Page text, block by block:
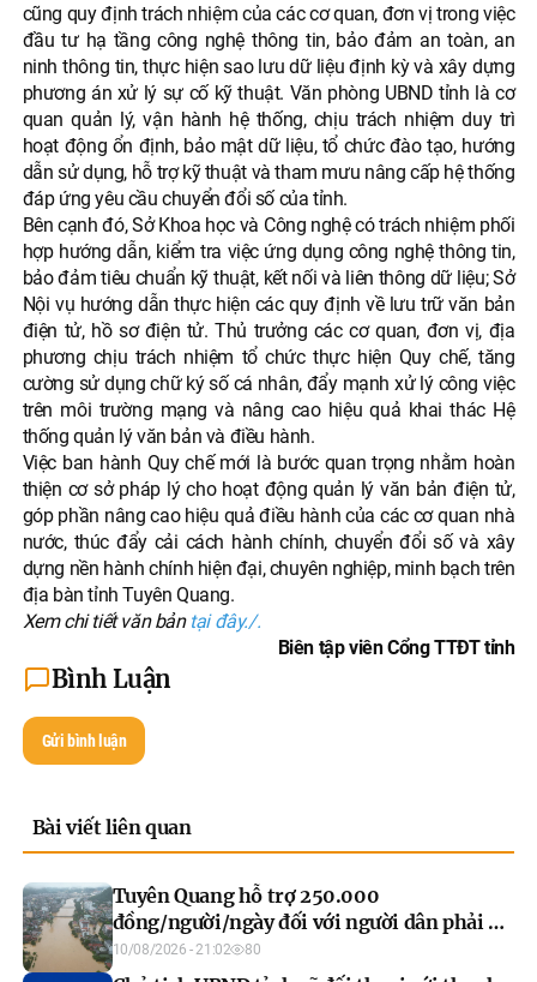
cũng quy định trách nhiệm của các cơ quan, đơn vị trong việc
đầu tư hạ tầng công nghệ thông tin, bảo đảm an toàn, an
ninh thông tin, thực hiện sao lưu dữ liệu định kỳ và xây dựng
phương án xử lý sự cố kỹ thuật. Văn phòng UBND tỉnh là cơ
quan quản lý, vận hành hệ thống, chịu trách nhiệm duy trì
hoạt động ổn định, bảo mật dữ liệu, tổ chức đào tạo, hướng
dẫn sử dụng, hỗ trợ kỹ thuật và tham mưu nâng cấp hệ thống
đáp ứng yêu cầu chuyển đổi số của tỉnh.
Bên cạnh đó, Sở Khoa học và Công nghệ có trách nhiệm phối
hợp hướng dẫn, kiểm tra việc ứng dụng công nghệ thông tin,
bảo đảm tiêu chuẩn kỹ thuật, kết nối và liên thông dữ liệu; Sở
Nội vụ hướng dẫn thực hiện các quy định về lưu trữ văn bản
điện tử, hồ sơ điện tử. Thủ trưởng các cơ quan, đơn vị, địa
phương chịu trách nhiệm tổ chức thực hiện Quy chế, tăng
cường sử dụng chữ ký số cá nhân, đẩy mạnh xử lý công việc
trên môi trường mạng và nâng cao hiệu quả khai thác Hệ
thống quản lý văn bản và điều hành.
Việc ban hành Quy chế mới là bước quan trọng nhằm hoàn
thiện cơ sở pháp lý cho hoạt động quản lý văn bản điện tử,
góp phần nâng cao hiệu quả điều hành của các cơ quan nhà
nước, thúc đẩy cải cách hành chính, chuyển đổi số và xây
dựng nền hành chính hiện đại, chuyên nghiệp, minh bạch trên
địa bàn tỉnh Tuyên Quang.
Xem chi tiết văn bản tại đây./.
Biên tập viên Cổng TTĐT tỉnh
Bình Luận
Gửi bình luận
Bài viết liên quan
Tuyên Quang hỗ trợ 250.000
đồng/người/ngày đối với người dân phải di
dời khẩn cấp khỏi vùng thiên tai
10/08/2026 - 21:02 80